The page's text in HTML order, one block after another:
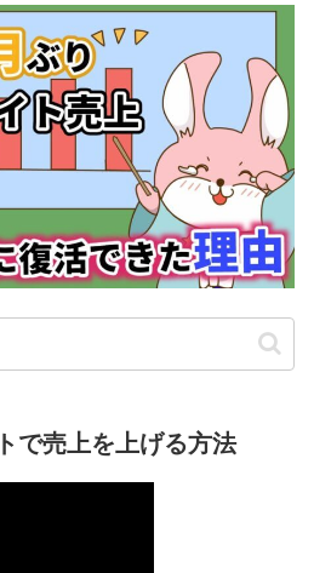
で売上を上げる方法